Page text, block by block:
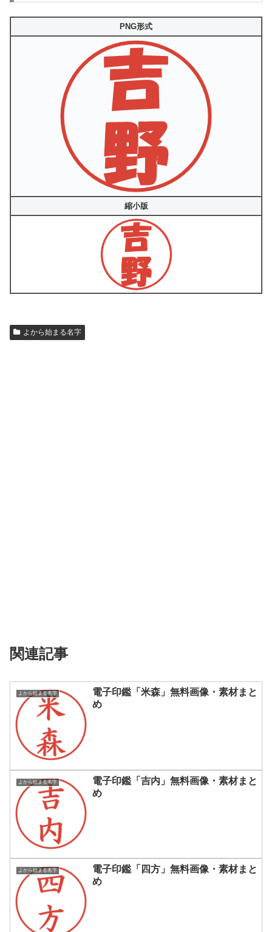
PNG形式
縮小版
よから始まる名字
関連記事
よから始まる名字
電子印鑑「米森」無料画像・素材まと
め
よから始まる名字
電子印鑑「吉内」無料画像・素材まと
め
よから始まる名字
電子印鑑「四方」無料画像・素材まと
め